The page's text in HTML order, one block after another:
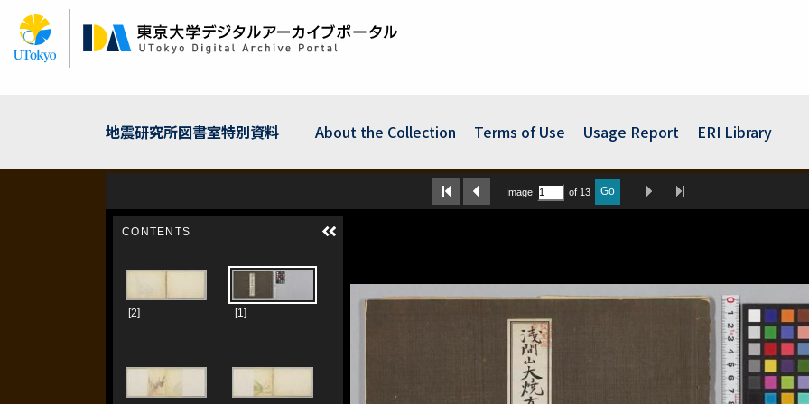
Skip
main
content
地震研究所図書室特別資料 About the Collection Terms of Use Usage Report ERI Library